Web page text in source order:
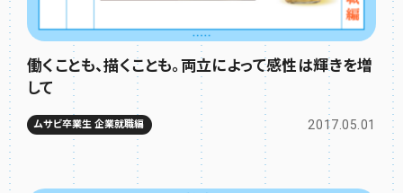
働くことも、描くことも。両立によって感性は輝きを増
して
ムサビ卒業生 企業就職編 2017.05.01